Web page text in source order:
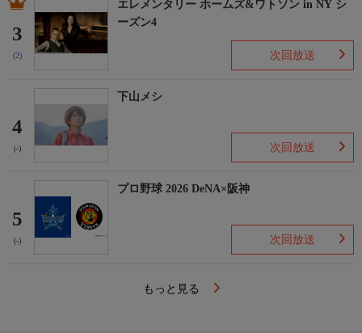
3
(2)
エレメンタリー ホームズ&ワトソン in NY シ
ーズン4
次回放送
4
(-)
下山メシ
次回放送
5
(-)
プロ野球 2026 DeNA×阪神
次回放送
もっと見る